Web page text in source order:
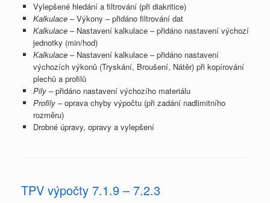
Vylepšené hledání a filtrování (při diakritice)
Kalkulace– Výkony – přidáno filtrování dat
Kalkulace– Nastavení kalkulace – přidáno nastavení výchozí
jednotky (min/hod)
Kalkulace– Nastavení kalkulace – přidáno nastavení
výchozích výkonů (Tryskání, Broušení, Nátěr) při kopírování
plechů a profilů
Pily– přidáno nastavení výchozího materiálu
Profily– oprava chyby výpočtu (při zadání nadlimitního
rozměru)
Drobné úpravy, opravy a vylepšení
TPV výpočty 7.1.9 – 7.2.3